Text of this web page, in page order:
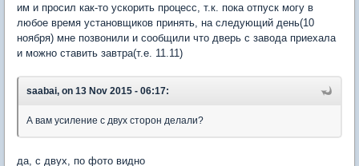
им и просил как-то ускорить процесс, т.к. пока отпуск могу в
любое время установщиков принять, на следующий день(10
ноября) мне позвонили и сообщили что дверь с завода приехала
и можно ставить завтра(т.е. 11.11)
saabai, on 13 Nov 2015 - 06:17:
А вам усиление с двух сторон делали?
да, с двух, по фото видно